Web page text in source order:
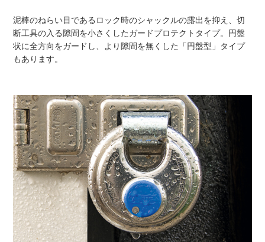
泥棒のねらい目であるロック時のシャックルの露出を抑え、切
断工具の入る隙間を小さくしたガードプロテクトタイプ。円盤
状に全方向をガードし、より隙間を無くした「円盤型」タイプ
もあります。